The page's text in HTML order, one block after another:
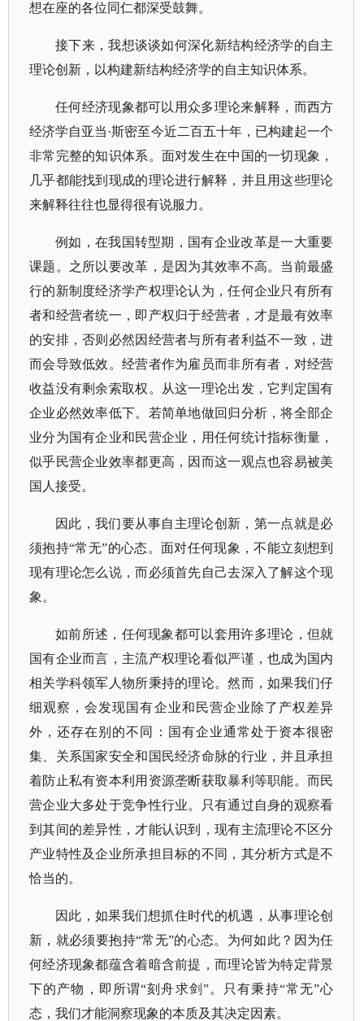
想在座的各位同仁都深受鼓舞。
接下来，我想谈谈如何深化新结构经济学的自主
理论创新，以构建新结构经济学的自主知识体系。
任何经济现象都可以用众多理论来解释，而西方
经济学自亚当·斯密至今近二百五十年，已构建起一个
非常完整的知识体系。面对发生在中国的一切现象，
几乎都能找到现成的理论进行解释，并且用这些理论
来解释往往也显得很有说服力。
例如，在我国转型期，国有企业改革是一大重要
课题。之所以要改革，是因为其效率不高。当前最盛
行的新制度经济学产权理论认为，任何企业只有所有
者和经营者统一，即产权归于经营者，才是最有效率
的安排，否则必然因经营者与所有者利益不一致，进
而会导致低效。经营者作为雇员而非所有者，对经营
收益没有剩余索取权。从这一理论出发，它判定国有
企业必然效率低下。若简单地做回归分析，将全部企
业分为国有企业和民营企业，用任何统计指标衡量，
似乎民营企业效率都更高，因而这一观点也容易被美
国人接受。
因此， 我们要从事自主理论创新，第一点就是必
须抱持“常无”的心态。面对任何现象，不能立刻想到
现有理论怎么说，而必须首先自己去深入了解这个现
象。
如前所述，任何现象都可以套用许多理论，但就
国有企业而言，主流产权理论看似严谨，也成为国内
相关学科领军人物所秉持的理论。然而，如果我们仔
细观察，会发现国有企业和民营企业除了产权差异
外，还存在别的不同：国有企业通常处于资本很密
集、关系国家安全和国民经济命脉的行业，并且承担
着防止私有资本利用资源垄断获取暴利等职能。而民
营企业大多处于竞争性行业。只有通过自身的观察看
到其间的差异性，才能认识到，现有主流理论不区分
产业特性及企业所承担目标的不同，其分析方式是不
恰当的。
因此，如果我们想抓住时代的机遇，从事理论创
新，就必须要抱持“常无”的心态。为何如此？因为任
何经济现象都蕴含着暗含前提，而理论皆为特定背景
下的产物，即所谓“刻舟求剑”。只有秉持“常无”心
态，我们才能洞察现象的本质及其决定因素。